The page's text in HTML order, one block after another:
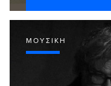
ΜΟΥΣΙΚΉ